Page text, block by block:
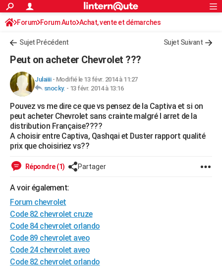
ACTUALITÉS
Politique
Société
Faits Divers
Education
Monde
Villes
+
FINANCE
Retraite
Impôts
Epargne
Immobilier
Risques naturels par ville
Banque
Assurance
Crédit
AUTO
Essais
Réserver un essai
Citadines
Berlines
SUV
Forum auto
+HIGH-TECH
Mobiles
Meilleur smartphone
Internet
Ordinateurs
Jeux vidéo
Guide high-tech
+BRICOLAGE
Forum
Aménagement intérieur
Extérieur
Cuisine
Salle de bains
Jardinage
Rangement
Guides de France
Escapades
Patrimoine
Expositions
Musées
Week-end nature
Art de vivre
Bien-être
Loisirs
Mode
Modes de vie
Alimentation
Guide de la santé
Maladies
Médicaments
Sommeil
VOYAGE
PHOTO
GUIDES D'ACHAT
S'inscrire
Connexion
Forum Forum Auto Achat, vente et démarches
Sujet Précédent Sujet Suivant
Peut on acheter Chevrolet ???
Julaiiii- Modifié le 13 févr. 2014 à 11:27
snocky. - 13 févr. 2014 à 13:16
Pouvez vs me dire ce que vs pensez de la Captiva et si on
peut acheter Chevrolet sans crainte malgré l arret de la
distribution Française????
A choisir entre Captiva, Qashqai et Duster rapport qualité
prix que choisiriez vs??
Répondre (1) Partager
A voir également:
Forum chevrolet
Code 82 chevrolet cruze
Code 84 chevrolet orlando
Code 89 chevrolet aveo
Code 24 chevrolet aveo
Code 82 chevrolet orlando